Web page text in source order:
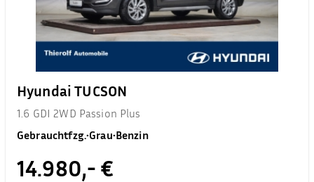
Hyundai TUCSON
1.6 GDI 2WD Passion Plus
Gebrauchtfzg.•Grau•Benzin
14.980,- €